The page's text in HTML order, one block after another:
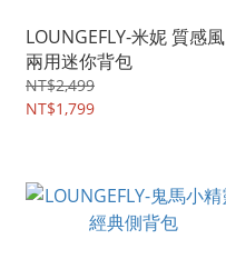
LOUNGEFLY-米妮 質感風
兩用迷你背包
NT$2,499
NT$1,799